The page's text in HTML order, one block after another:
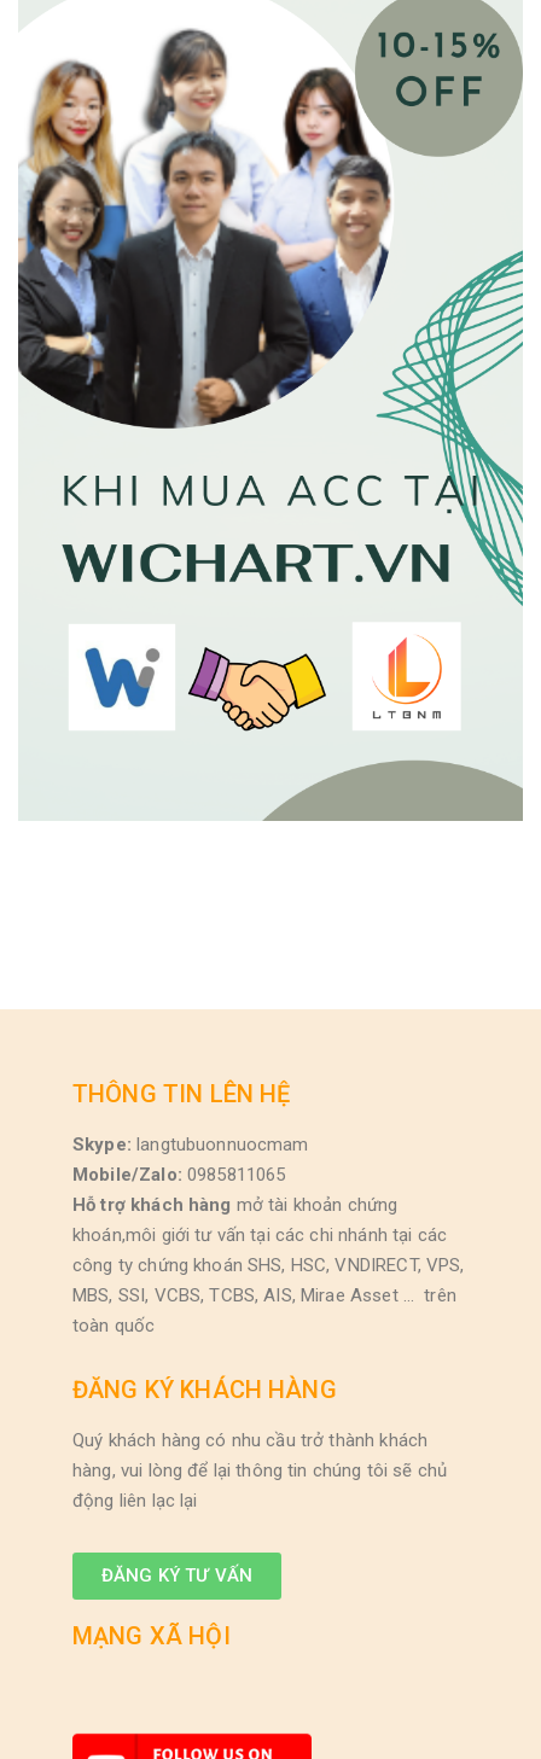
THÔNG TIN LÊN HỆ
Skype: langtubuonnuocmam
Mobile/Zalo: 0985811065
Hỗ trợ khách hàng mở tài khoản chứng
khoán,môi giới tư vấn tại các chi nhánh tại các
công ty chứng khoán SHS, HSC, VNDIRECT, VPS,
MBS, SSI, VCBS, TCBS, AIS, Mirae Asset … trên
toàn quốc
ĐĂNG KÝ KHÁCH HÀNG
Quý khách hàng có nhu cầu trở thành khách
hàng, vui lòng để lại thông tin chúng tôi sẽ chủ
động liên lạc lại
ĐĂNG KÝ TƯ VẤN
MẠNG XÃ HỘI